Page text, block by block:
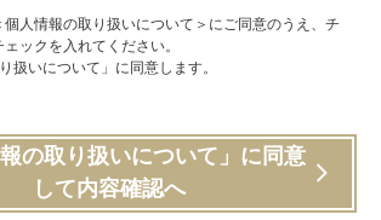
人情報の取り扱いについて＞にご同意のうえ、チ
ックを入れてください。
扱いについて」に同意します。
報の取り扱いについて」に同意
して内容確認へ